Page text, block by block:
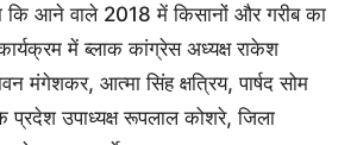
आने वाले 2018 में किसानों और गरीब का
में ब्लाक कांग्रेस अध्यक्ष राकेश
मंगेशकर, आत्मा सिंह क्षत्रिय, पार्षद सोम
प्रदेश उपाध्यक्ष रूपलाल कोशरे, जिला